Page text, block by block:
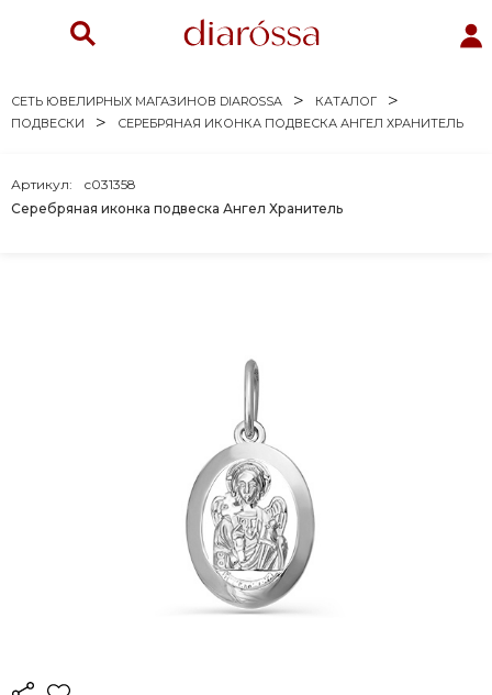
СЕТЬ ЮВЕЛИРНЫХ МАГАЗИНОВ DIAROSSA
КАТАЛОГ
ПОДВЕСКИ
СЕРЕБРЯНАЯ ИКОНКА ПОДВЕСКА АНГЕЛ ХРАНИТЕЛЬ
Серебряная иконка подвеска Ангел Хранитель
Артикул: с031358